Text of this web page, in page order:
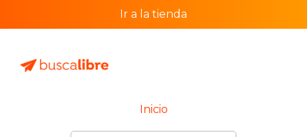
Ir a la tienda
Inicio